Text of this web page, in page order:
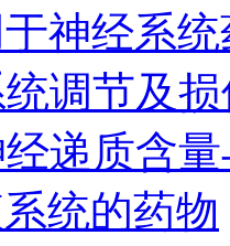
神经系统
调节及
递质含
统的药物